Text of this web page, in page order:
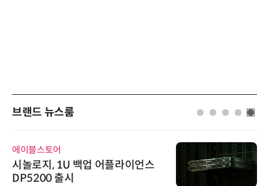
브랜드 뉴스룸
에이블스토어
시놀로지, 1U 백업 어플라이언스
DP5200 출시